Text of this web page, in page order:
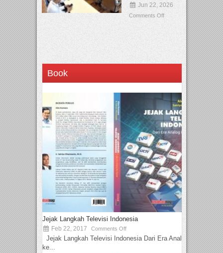
Jun 22, 2026
Comments Off
Book
Jejak Langkah Televisi Indonesia
Feb 22, 2017 Comments Off
Jejak Langkah Televisi Indonesia Dari Era Analog
ke...